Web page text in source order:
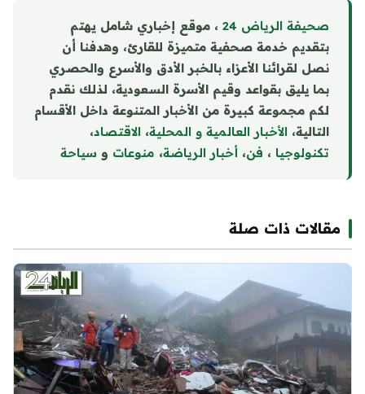
صحيفة الرياض 24
، موقع إخباري شامل يهتم
بتقديم خدمة صحفية متميزة للقارئ، وهدفنا أن
نصل لقرائنا الأعزاء بالخبر الأدق والأسرع والحصري
بما يليق بقواعد وقيم الأسرة السعودية، لذلك نقدم
لكم مجموعة كبيرة من الأخبار المتنوعة داخل الأقسام
التالية، الأخبار العالمية و المحلية، الاقتصاد،
تكنولوجيا ، فن، أخبار الرياضة، منوعات و سياحة
مقالات ذات صلة